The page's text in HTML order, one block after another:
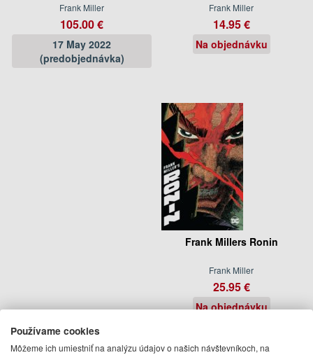
Frank Miller
105.00 €
17 May 2022
(predobjednávka)
Frank Miller
14.95 €
Na objednávku
Frank Millers Ronin
Frank Miller
25.95 €
Na objednávku
Používame cookies
Môžeme ich umiestniť na analýzu údajov o našich návštevníkoch, na